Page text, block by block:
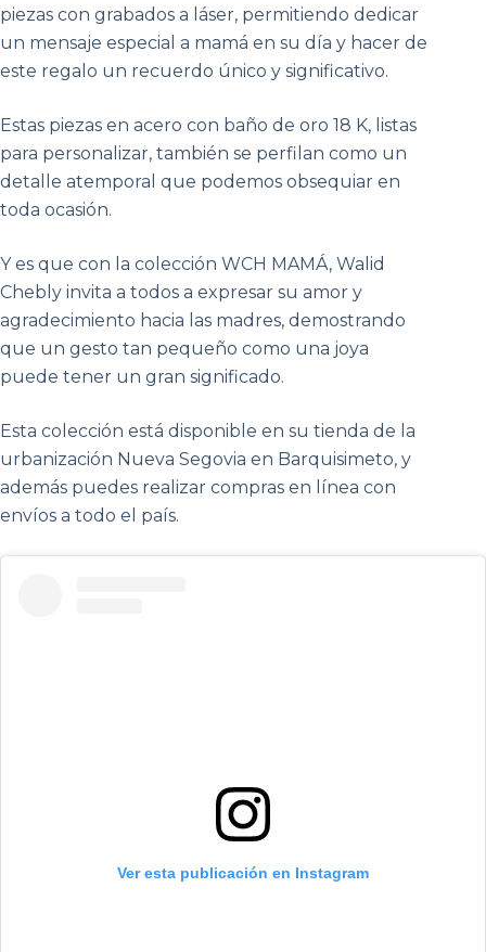
piezas con grabados a láser, permitiendo dedicar
un mensaje especial a mamá en su día y hacer de
este regalo un recuerdo único y significativo.
Estas piezas en acero con baño de oro 18 K, listas
para personalizar, también se perfilan como un
detalle atemporal que podemos obsequiar en
toda ocasión.
Y es que con la colección WCH MAMÁ, Walid
Chebly invita a todos a expresar su amor y
agradecimiento hacia las madres, demostrando
que un gesto tan pequeño como una joya
puede tener un gran significado.
Esta colección está disponible en su tienda de la
urbanización Nueva Segovia en Barquisimeto, y
además puedes realizar compras en línea con
envíos a todo el país.
Ver esta publicación en Instagram